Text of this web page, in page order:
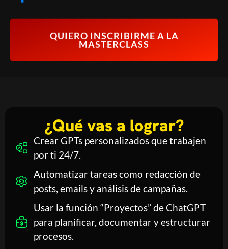
QUIERO INSCRIBIRME A LA
MASTERCLASS
¿Qué vas a lograr?
Crear GPTs personalizados que trabajen
por ti 24/7.
Automatizar tareas como redacción de
posts, emails y análisis de campañas.
Usar la función “Proyectos” de ChatGPT
para planificar, documentar y estructurar
procesos.